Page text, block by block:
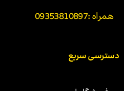
همراه :09353810897
دسترسی سریع